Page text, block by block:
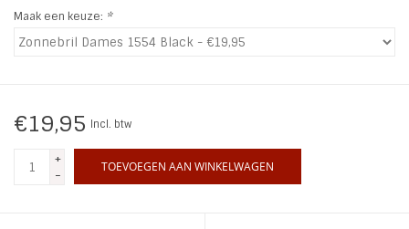
LIFESTYLE PRODUCTEN
Maak een keuze: *
€19,95 Incl. btw
+
-
TOEVOEGEN AAN WINKELWAGEN